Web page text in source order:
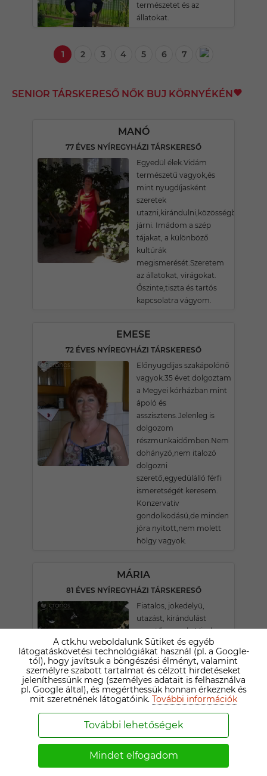
természetet és az
állatokat.
1 2 3 4 5 6 7
SENIOR TÁRSKERESŐ NŐK BUJ KÖRNYÉKÉN
MANÓ
77 ÉVES NYÍREGYHÁZI TÁRSKERESŐ
Egyedül élek.Vidám
természetű vagyok,és
mint nyugdíjasként
szeretek
utazni,kirándulni,közösségbe
járni. Imádom a szép
tájakat, a különböző
kultúrák
megismerését.Szeretem
az állatokat, virágokat.
Őszinte,tiszta és tartós
kapcsolatra vágyom.
EMESE
72 ÉVES NYÍREGYHÁZI TÁRSKERESŐ
Előnyugdijas szakápolónő
vagyok.35 évet dolgoztam
a Megyei kórházban mint
ápoló és
asszisztens.Jelenleg is
dolgozom
részmunkaidőmben.Nem
dohányzó,nem italozó
dolgozni
szerető,egyedülálló férfi
ismeretségét keresem.
Konzervativ
gondolkodású,de minden
jóra nyitott,nem molett
hölgy vagyok.
MÁRIA
81 ÉVES NYÍREGYHÁZI TÁRSKERESŐ
Fiatalos, jokedelyü,
utazást, kirándulást
szerető vagyok. Minden
esetben nálam csak az
őszinte és igazmondó
ember ér valamit, ez
érvényes magamra is.
Kiegyensulyozott,
tarsasagot kedvelö, stabil
egzisztenciaval rendelkezö
tarsat keresek.
ILONA
A ctk.hu weboldalunk Sütiket és egyéb
látogatáskövetési technológiákat használ (pl. a Google-
tól), hogy javítsuk a böngészési élményt, valamint
személyre szabott tartalmat és célzott hirdetéseket
jeleníthessünk meg (személyes adatait is felhasználva
pl. Google által), és megérthessük honnan érkeznek és
mit szeretnének látogatóink. További információk
További lehetőségek
Mindet elfogadom